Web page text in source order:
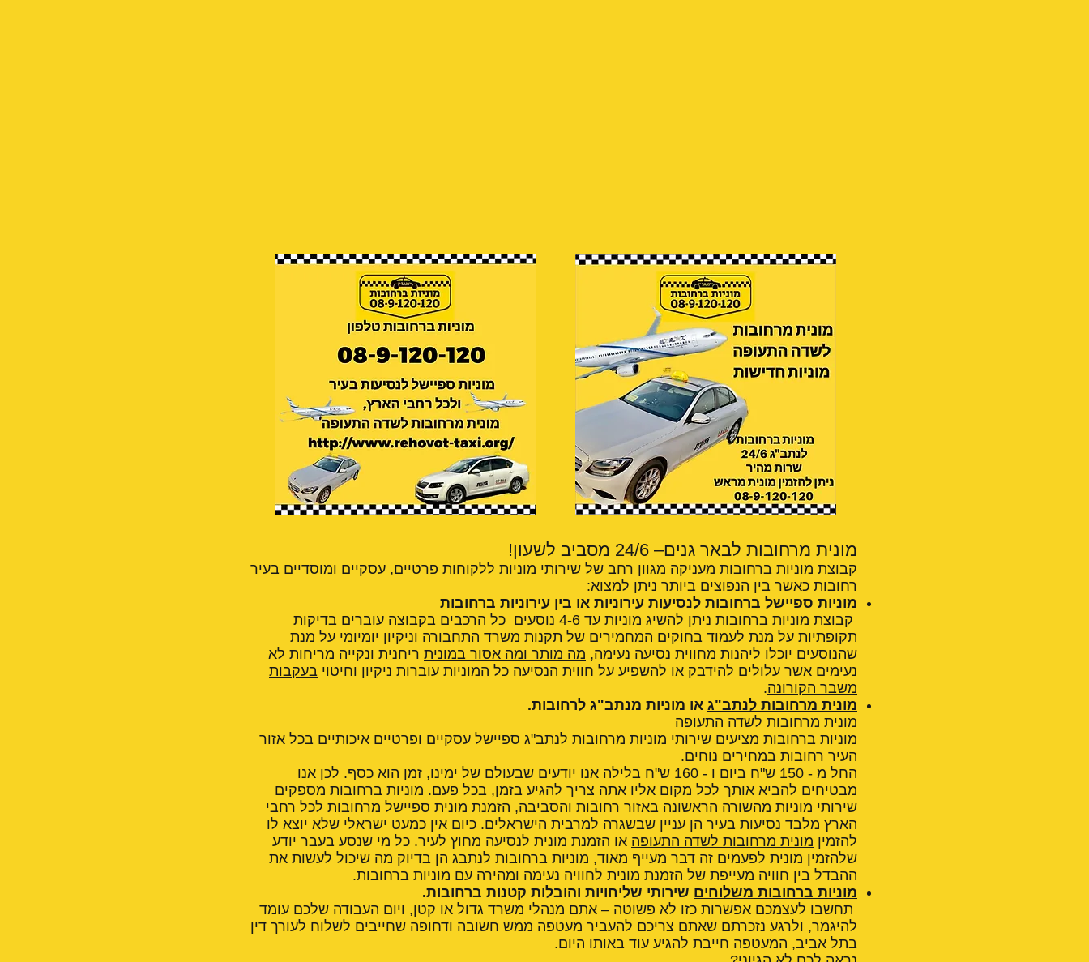
מונית מרחובות לבאר גנים– 24/6 מסביב לשעון!
קבוצת מוניות ברחובות מעניקה מגוון רחב של שירותי מוניות ללקוחות פרטיים, עסקיים ומוסדיים בעיר
רחובות כאשר בין הנפוצים ביותר ניתן למצוא:
מוניות ספיישל ברחובות לנסיעות עירוניות או בין עירוניות ברחובות
קבוצת מוניות ברחובות ניתן להשיג מוניות עד 4-6 נוסעים כל הרכבים בקבוצה עוברים בדיקות
תקופתיות על מנת לעמוד בחוקים המחמירים של תקנות משרד התחבורה וניקיון יומיומי על מנת
שהנוסעים יוכלו ליהנות מחווית נסיעה נעימה, מה מותר ומה אסור במונית ריחנית ונקייה מריחות לא
נעימים אשר עלולים להידבק או להשפיע על חווית הנסיעה כל המוניות עוברות ניקיון וחיטוי בעקבות
משבר הקורונה.
מונית מרחובות לנתב"ג או מוניות מנתב"ג לרחובות.
מונית מרחובות לשדה התעופה
מוניות ברחובות מציעים שירותי מוניות מרחובות לנתב"ג ספיישל עסקיים ופרטיים איכותיים בכל אזור
העיר רחובות במחירים נוחים.
החל מ - 150 ש"ח ביום ו - 160 ש"ח בלילה אנו יודעים שבעולם של ימינו, זמן הוא כסף. לכן אנו
מבטיחים להביא אותך לכל מקום אליו אתה צריך להגיע בזמן, בכל פעם. מוניות ברחובות מספקים
שירותי מוניות מהשורה הראשונה באזור רחובות והסביבה, הזמנת מונית ספיישל מרחובות לכל רחבי
הארץ מלבד נסיעות בעיר הן עניין שבשגרה למרבית הישראלים. כיום אין כמעט ישראלי שלא יוצא לו
להזמין מונית מרחובות לשדה התעופה או הזמנת מונית לנסיעה מחוץ לעיר. כל מי שנסע בעבר יודע
שלהזמין מונית לפעמים זה דבר מעייף מאוד, מוניות ברחובות לנתבג הן בדיוק מה שיכול לעשות את
ההבדל בין חוויה מעייפת של הזמנת מונית לחוויה נעימה ומהירה עם מוניות ברחובות.
מוניות ברחובות משלוחים שירותי שליחויות והובלות קטנות ברחובות.
תחשבו לעצמכם אפשרות כזו לא פשוטה – אתם מנהלי משרד גדול או קטן, ויום העבודה שלכם עומד
להיגמר, ולרגע נזכרתם שאתם צריכם להעביר מעטפה ממש חשובה ודחופה שחייבים לשלוח לעורך דין
בתל אביב, המעטפה חייבת להגיע עוד באותו היום.